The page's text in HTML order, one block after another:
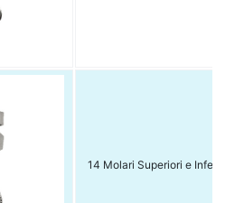
14 Molari Superiori e Inferiori